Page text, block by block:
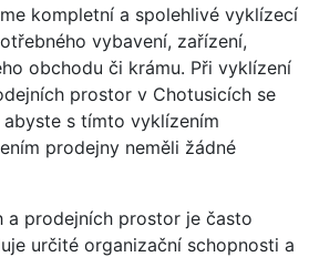
kompletní a spolehlivé vyklízecí
vybavení, zařízení,
obchodu či krámu. Při vyklízení
prostor v Chotusicích se
s tímto vyklízením
prodejny neměli žádné
a prodejních prostor je často
určité organizační schopnosti a